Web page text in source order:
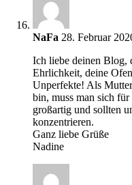
NaFa 28. Februar
Ich liebe deinen Blog,
Ehrlichkeit, deine
Unperfekte! Als
bin, muss man sich
großartig und sollten
konzentrieren.
Ganz liebe Grüße
Nadine